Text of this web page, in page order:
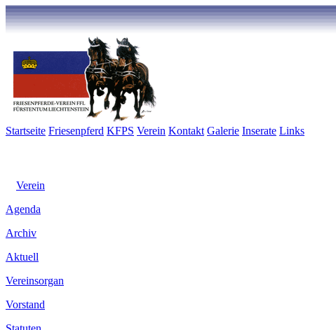
Startseite Friesenpferd KFPS Verein Kontakt Galerie Inserate Links
Verein
Agenda
Archiv
Aktuell
Vereinsorgan
Vorstand